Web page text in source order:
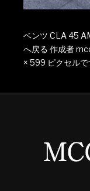
ベンツ CLA 45
へ戻る 作成者
× 599 ピクセルで